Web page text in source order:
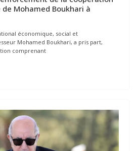
Mohamed Boukhari à
économique, social et
Mohamed Boukhari, a pris part,
comprenant